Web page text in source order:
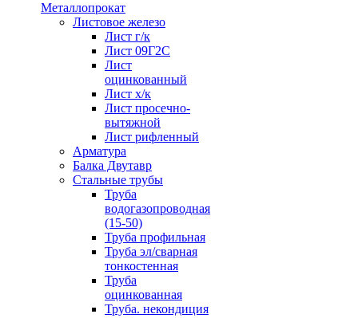
Металлопрокат
Листовое железо
Лист г/к
Лист 09Г2С
Лист
оцинкованный
Лист х/к
Лист просечно-
вытяжной
Лист рифленный
Арматура
Балка Двутавр
Стальные трубы
Труба
водогазопроводная
(15-50)
Труба профильная
Труба эл/сварная
тонкостенная
Труба
оцинкованная
Труба. некондиция